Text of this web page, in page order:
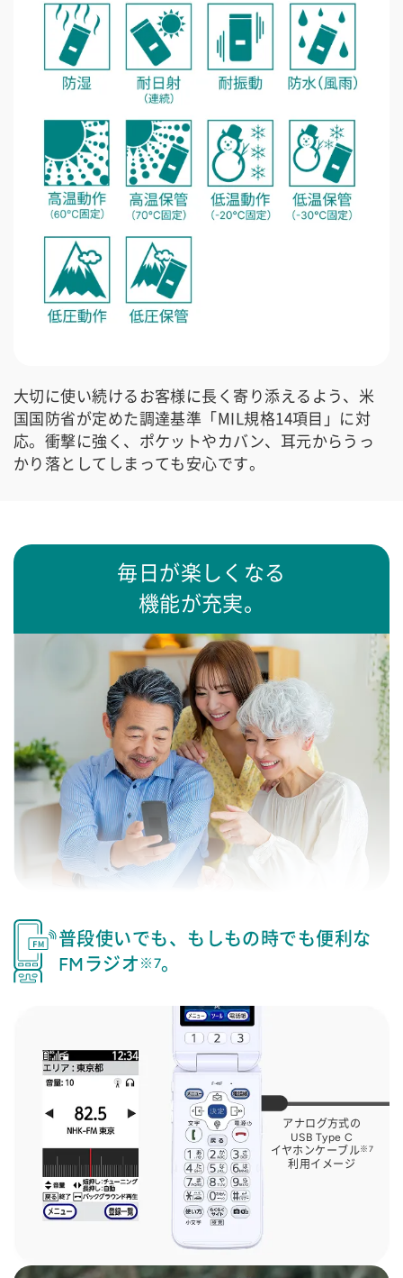
大切に使い続けるお客様に長く寄り添えるよう、米
国国防省が定めた調達基準「MIL規格14項目」に対
応。衝撃に強く、ポケットやカバン、耳元からうっ
かり落としてしまっても安心です。
毎日が楽しくなる
機能が充実。
普段使いでも、もしもの時でも便利な
FMラジオ ※7。
アナログ方式の
USB Type C
イヤホンケーブル※7
利用イメージ